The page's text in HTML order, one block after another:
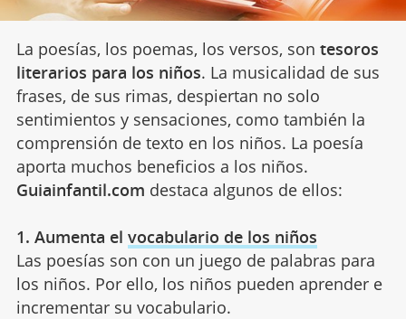
La poesías, los poemas, los versos, son tesoros
literarios para los niños. La musicalidad de sus
frases, de sus rimas, despiertan no solo
sentimientos y sensaciones, como también la
comprensión de texto en los niños. La poesía
aporta muchos beneficios a los niños.
Guiainfantil.com destaca algunos de ellos:
1. Aumenta el vocabulario de los niños
Las poesías son con un juego de palabras para
los niños. Por ello, los niños pueden aprender e
incrementar su vocabulario.